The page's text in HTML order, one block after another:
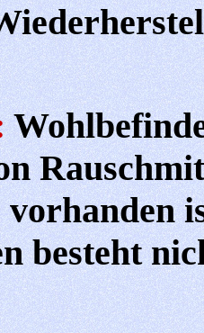
besteht